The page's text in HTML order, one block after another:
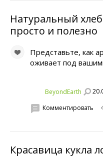
Натуральный
просто и полезно
Представьте, как
оживает под
BeyondEarth
Комментировать
Красавица кукла